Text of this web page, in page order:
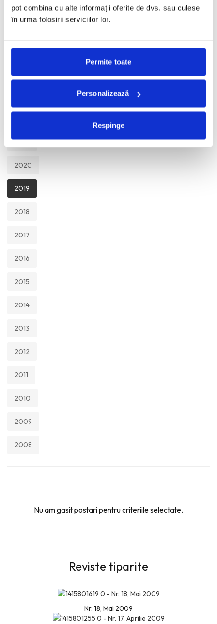
pot combina cu alte informații oferite de dvs. sau culese
în urma folosirii serviciilor lor.
Permite toate
Personalizează
Respinge
2026
2025
2021
2020
2019
2018
2017
2016
2015
2014
2013
2012
2011
2010
2009
2008
Nu am gasit postari pentru criteriile selectate.
Reviste tiparite
Nr. 18, Mai 2009